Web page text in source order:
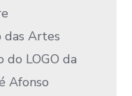
das Artes
do LOGO da
Afonso